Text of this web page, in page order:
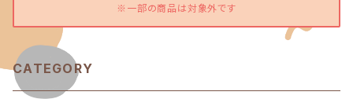
※一部の商品は対象外です
CATEGORY